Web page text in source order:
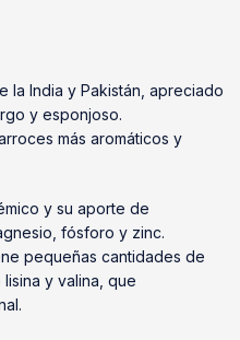
la India y Pakistán, apreciado
y esponjoso.
más aromáticos y
y su aporte de
fósforo y zinc.
pequeñas cantidades de
lisina y valina, que